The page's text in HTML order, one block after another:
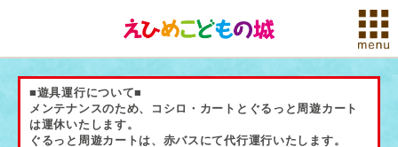
■遊具運行について■
メンテナンスのため、コシロ・カートとぐるっと周遊カート
は運休いたします。
ぐるっと周遊カートは、赤バスにて代行運行いたします。